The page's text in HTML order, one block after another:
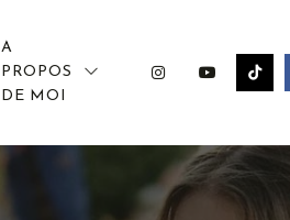
A
PROPOS
DE MOI